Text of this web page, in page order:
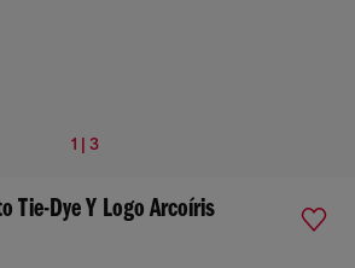
1 | 3
Tie-Dye Y Logo Arcoíris